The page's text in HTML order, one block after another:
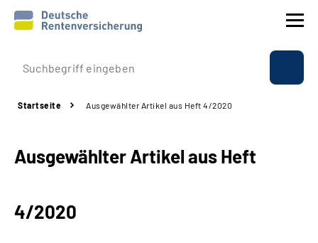
Prävention
Rente
Startseite Ausgewählter Artikel aus Heft 4/2020
Ausgewählter Artikel aus Heft
4/2020